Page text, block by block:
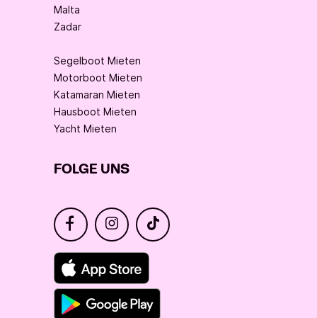
Malta
Zadar
Segelboot Mieten
Motorboot Mieten
Katamaran Mieten
Hausboot Mieten
Yacht Mieten
FOLGE UNS